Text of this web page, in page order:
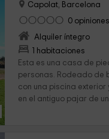
Capolat, Barcelona
0 opiniones
Alquiler íntegro
1 habitaciones
Esta es una casa de
personas. Rodeado de
con una piscina exterior
en el antiguo pajar de